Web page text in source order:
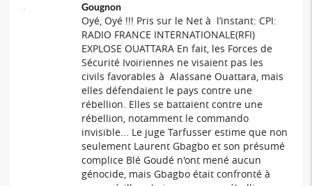
Gougnon
Oyé, Oyé !!! Pris sur le Net à l’instant: CPI:
RADIO FRANCE INTERNATIONALE(RFI)
EXPLOSE OUATTARA En fait, les Forces de
Sécurité Ivoiriennes ne visaient pas les
civils favorables à Alassane Ouattara, mais
elles défendaient le pays contre une
rébellion. Elles se battaient contre une
rébellion, notamment le commando
invisible... Le juge Tarfusser estime que non
seulement Laurent Gbagbo et son présumé
complice Blé Goudé n'ont mené aucun
génocide, mais Gbagbo était confronté à